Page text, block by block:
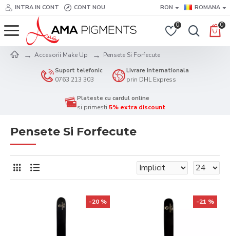
INTRA IN CONT CONT NOU RON ROMANA
0 0
Accesorii Make Up Pensete Si Forfecute
Suport telefonic
0763 213 303
Livrare internationala
prin DHL Express
Plateste cu cardul online
si primesti 5% extra discount
Pensete Si Forfecute
-20 % -21 %